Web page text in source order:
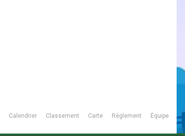
Calendrier Classement Carte Règlement Équipe